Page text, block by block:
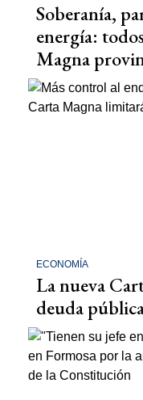
Soberanía,
energía:
Magna
ECONOMÍA
La nueva
deuda